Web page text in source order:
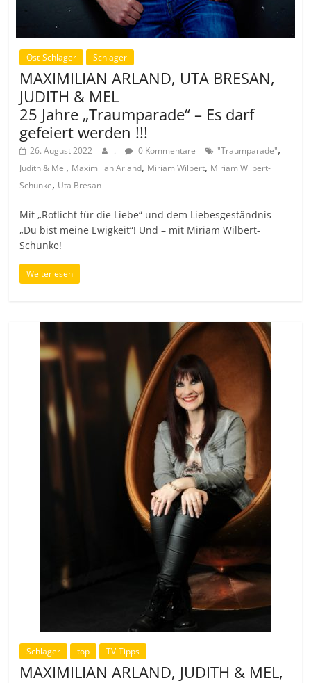
Ost-Schlager Schlager
MAXIMILIAN ARLAND, UTA BRESAN,
JUDITH & MEL
25 Jahre „Traumparade“ – Es darf
gefeiert werden !!!
26. August 2022 . 0 Kommentare "Traumparade",
Judith & Mel, Maximilian Arland, Miriam Wilbert, Miriam Wilbert-
Schunke, Uta Bresan
Mit „Rotlicht für die Liebe“ und dem Liebesgeständnis
„Du bist meine Ewigkeit“! Und – mit Miriam Wilbert-
Schunke!
Weiterlesen
Schlager top TV-Tipps
MAXIMILIAN ARLAND, JUDITH & MEL,